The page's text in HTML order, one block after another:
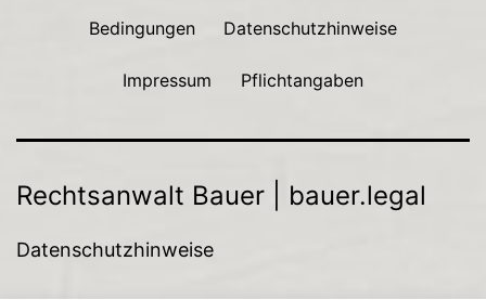
Bedingungen Datenschutzhinweise
Impressum Pflichtangaben
Rechtsanwalt Bauer | bauer.legal
Datenschutzhinweise